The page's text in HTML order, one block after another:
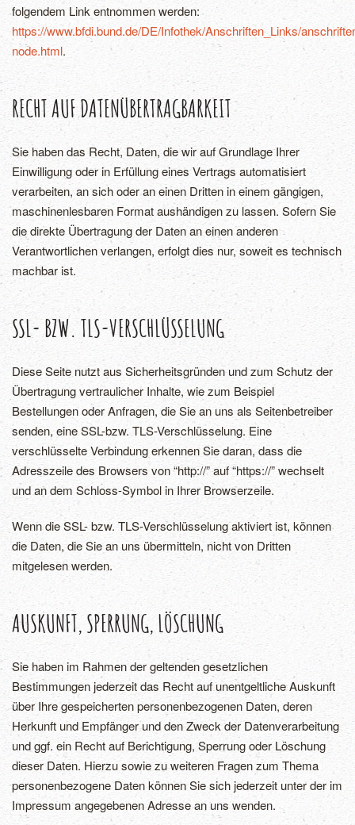
folgendem Link entnommen werden:
https://www.bfdi.bund.de/DE/Infothek/Anschriften_Links/
node.html.
RECHT AUF DATENÜBERTRAGBARKEIT
Sie haben das Recht, Daten, die wir auf Grundlage Ihrer
Einwilligung oder in Erfüllung eines Vertrags automatisiert
verarbeiten, an sich oder an einen Dritten in einem gängigen,
maschinenlesbaren Format aushändigen zu lassen. Sofern Sie
die direkte Übertragung der Daten an einen anderen
Verantwortlichen verlangen, erfolgt dies nur, soweit es technisch
machbar ist.
SSL- BZW. TLS-VERSCHLÜSSELUNG
Diese Seite nutzt aus Sicherheitsgründen und zum Schutz der
Übertragung vertraulicher Inhalte, wie zum Beispiel
Bestellungen oder Anfragen, die Sie an uns als Seitenbetreiber
senden, eine SSL-bzw. TLS-Verschlüsselung. Eine
verschlüsselte Verbindung erkennen Sie daran, dass die
Adresszeile des Browsers von “http://” auf “https://” wechselt
und an dem Schloss-Symbol in Ihrer Browserzeile.
Wenn die SSL- bzw. TLS-Verschlüsselung aktiviert ist, können
die Daten, die Sie an uns übermitteln, nicht von Dritten
mitgelesen werden.
AUSKUNFT, SPERRUNG, LÖSCHUNG
Sie haben im Rahmen der geltenden gesetzlichen
Bestimmungen jederzeit das Recht auf unentgeltliche Auskunft
über Ihre gespeicherten personenbezogenen Daten, deren
Herkunft und Empfänger und den Zweck der Datenverarbeitung
und ggf. ein Recht auf Berichtigung, Sperrung oder Löschung
dieser Daten. Hierzu sowie zu weiteren Fragen zum Thema
personenbezogene Daten können Sie sich jederzeit unter der im
Impressum angegebenen Adresse an uns wenden.